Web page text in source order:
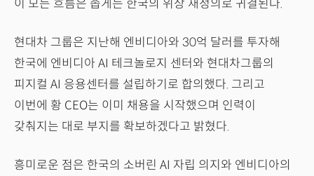
이 모든 흐름은 좁게는 한국의 위상 재정의로 귀결된다.
현대차 그룹은 지난해 엔비디아와 30억 달러를 투자해
한국에 엔비디아 AI 테크놀로지 센터와 현대차그룹의
피지컬 AI 응용센터를 설립하기로 합의했다. 그리고
이번에 황 CEO는 이미 채용을 시작했으며 인력이
갖춰지는 대로 부지를 확보하겠다고 밝혔다.
흥미로운 점은 한국의 소버린 AI 자립 의지와 엔비디아의